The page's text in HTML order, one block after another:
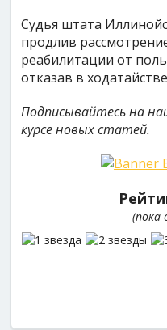
Судья штата
продлив
реабилитации от
отказав в
Подписывайтесь на
курсе новых статей.
(пока